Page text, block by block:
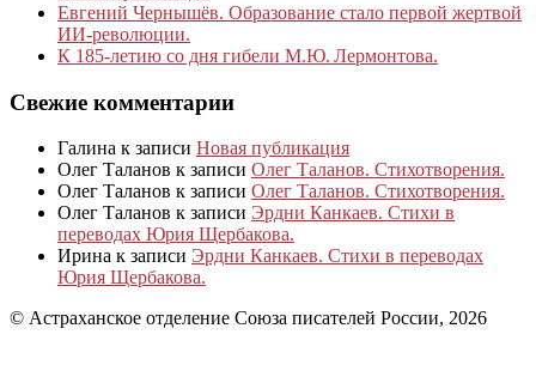
Евгений Чернышёв. Образование стало первой жертвой
ИИ-революции.
К 185‑летию со дня гибели М.Ю. Лермонтова.
Свежие комментарии
Галина к записи Новая публикация
Олег Таланов к записи Олег Таланов. Стихотворения.
Олег Таланов к записи Олег Таланов. Стихотворения.
Олег Таланов к записи Эрдни Канкаев. Стихи в
переводах Юрия Щербакова.
Ирина к записи Эрдни Канкаев. Стихи в переводах
Юрия Щербакова.
© Астраханское отделение Союза писателей России, 2026